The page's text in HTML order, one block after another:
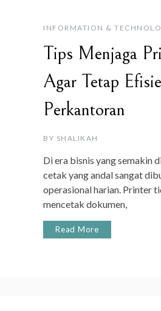
INFORMATION &
Tips Menjaga
Agar Tetap
Perkantoran
BY SHALIKAH
Di era bisnis yang semakin
cetak yang andal sangat
operasional harian. Printer
mencetak dokumen,
Read More